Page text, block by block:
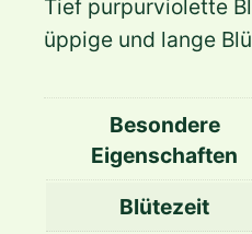
Tief purpurviolette
üppige und lange
Besondere
Eigenschaften
Blütezeit